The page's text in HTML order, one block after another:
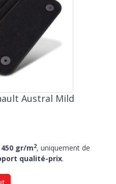
Austral Mild
gr/m2, uniquement de
qualité-prix.